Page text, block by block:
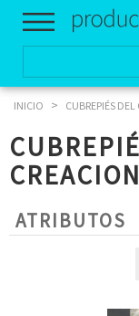
INICIO > CUBREPIÉS
ATRIBUTOS